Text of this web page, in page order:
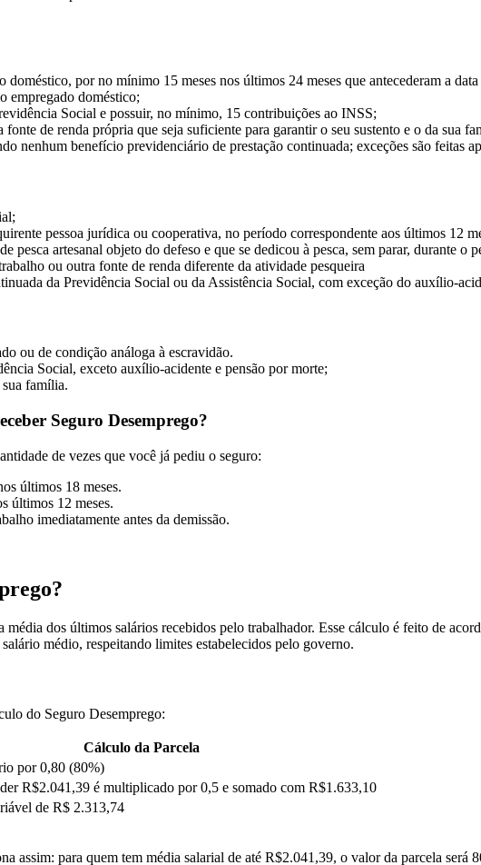
por no mínimo 15 meses nos últimos 24 meses que antecederam a
empregado doméstico;
Social e possuir, no mínimo, 15 contribuições ao INSS;
de renda própria que seja suficiente para garantir o seu sustento e o da sua
nenhum benefício previdenciário de prestação continuada; exceções são feitas
pessoa jurídica ou cooperativa, no período correspondente aos últimos 12
pesca artesanal objeto do defeso e que se dedicou à pesca, sem parar, durante o
ou outra fonte de renda diferente da atividade pesqueira
da Previdência Social ou da Assistência Social, com exceção do auxílio-
ou de condição análoga à escravidão.
Social, exceto auxílio-acidente e pensão por morte;
família.
Seguro Desemprego?
de vezes que você já pediu o seguro:
últimos 18 meses.
últimos 12 meses.
imediatamente antes da demissão.
dos últimos salários recebidos pelo trabalhador. Esse cálculo é feito de
médio, respeitando limites estabelecidos pelo governo.
do Seguro Desemprego:
Cálculo da Parcela
por 0,80 (80%)
R$2.041,39 é multiplicado por 0,5 e somado com R$1.633,10
de R$ 2.313,74
assim: para quem tem média salarial de até R$2.041,39, o valor da parcela será